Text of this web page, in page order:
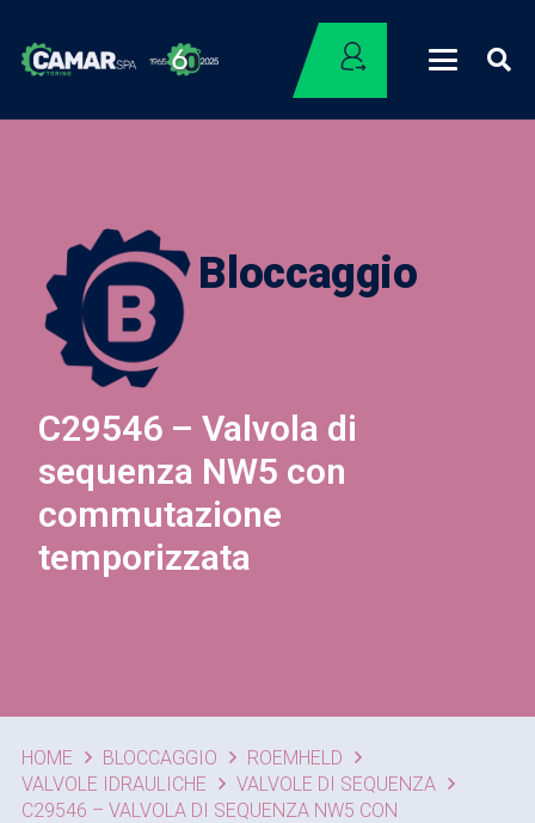
Bloccaggio
C29546 – Valvola di
sequenza NW5 con
commutazione
temporizzata
HOME BLOCCAGGIO
ROEMHELD
VALVOLE IDRAULICHE
VALVOLE DI SEQUENZA
C29546 – VALVOLA DI SEQUENZA NW5 CON